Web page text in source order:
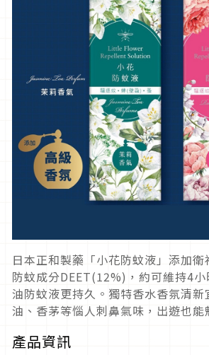
日本正和製藥「小花防蚊液」添加
防蚊成分DEET(12%)，約可維持4
油防蚊液更持久。獨特香水香氛清新
油、香茅等惱人刺鼻氣味，出遊也能
產品資訊